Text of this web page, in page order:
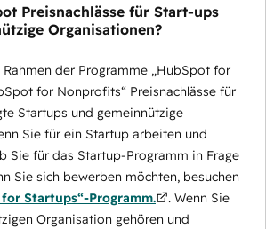
Preisnachlässe für Start-ups
Organisationen?
der Programme „HubSpot for
for Nonprofits“ Preisnachlässe für
Startups und gemeinnützige
Sie für ein Startup arbeiten und
Sie für das Startup-Programm in Frage
Sie sich bewerben möchten, besuchen
Startups“-Programm.
. Wenn Sie
Organisation gehören und